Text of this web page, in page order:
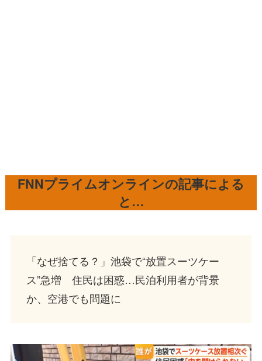
FNNプライムオンラインの記事による
と…
「なぜ捨てる？」池袋で“放置スーツケー
ス”急増 住民は困惑…民泊利用者が背景
か、空港でも問題に